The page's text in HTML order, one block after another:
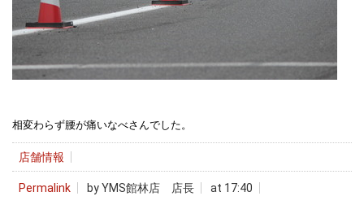
相変わらず腰が痛いなべさんでした。
店舗情報
Permalink by YMS館林店 店長 at 17:40